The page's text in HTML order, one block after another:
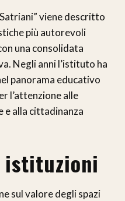
viene descritto
più autorevoli
una consolidata
Negli anni l’istituto ha
panorama educativo
l’attenzione alle
e alla cittadinanza
istituzioni
sul valore degli spazi